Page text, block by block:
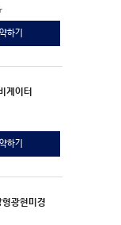
하기
게이터
하기
광현미경